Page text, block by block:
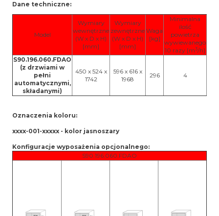
Dane techniczne:
Model
Wymiary
wewnętrzne
(W x D x H)
[mm]
Wymiary
zewnętrzne
(W x D x H)
[mm]
Waga
[kg]
Minimalna
ilość
powietrza
wywiewanego
10 razy [m3/h]
S90.196.060.FDAO
(z drzwiami w
pełni
automatycznymi,
składanymi)
450 x 524 x
1742
596 x 616 x
1968
296 4
Oznaczenia koloru:
xxxx-001-xxxxx - kolor jasnoszary
Konfiguracje wyposażenia opcjonalnego:
S90.196.060.FDAO